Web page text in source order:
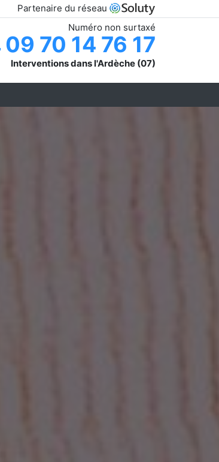
Partenaire du réseau
Numéro non surtaxé
09 70 14 76 17
Interventions dans l'Ardèche (07)